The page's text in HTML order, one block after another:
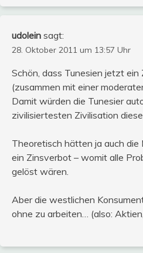
udolein sagt:
28. Oktober 2011 um 13:57 Uhr
Schön, dass Tunesien jetzt
(zusammen mit einer
Damit würden die Tunesier
zivilisiertesten Zivilisation
Theoretisch hätten ja auch die
ein Zinsverbot – womit alle
gelöst wären.
Aber die westlichen
ohne zu arbeiten… (also: